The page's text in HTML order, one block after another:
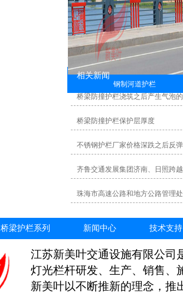
钢制河道护栏
相关新闻
桥梁防撞护栏浇筑之后产生气泡
桥梁防撞护栏保护层厚度
不锈钢护栏厂家价格深跌之后反
齐鲁交通发展集团济南、日照跨
珠海市高速公路和地方公路管理
桥梁护栏系列 新闻中心 技术支持
江苏新美叶交通设施有限公司
灯光栏杆研发、生产、销售、
新美叶以不断推新的理念，推